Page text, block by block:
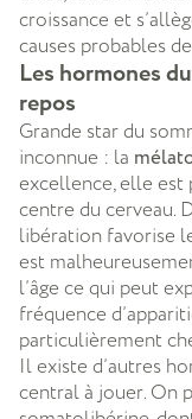
croissance et
causes probables
Les hormones
repos
Grande star du
inconnue : la
excellence, elle est
centre du cerveau.
libération favorise
est
l’âge ce qui peut
fréquence
particulièrement
Il existe d’autres
central à jouer. On